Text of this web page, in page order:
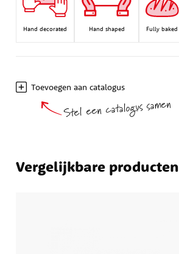
Hand decorated Hand shaped Fully baked
Toevoegen aan catalogus
Stel een catalogus samen
Vergelijkbare producten